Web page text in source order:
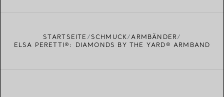
STARTSEITE SCHMUCK
ARMBÄNDER
ELSA PERETTI®: DIAMONDS BY THE YARD® ARMBAND